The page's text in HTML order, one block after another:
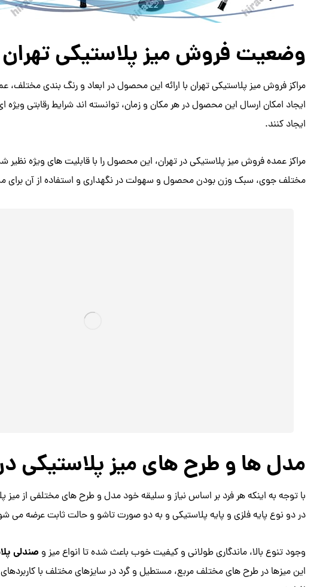
وضعیت فروش میز پلاستیکی تهران
مراکز فروش میز پلاستیکی تهران با ارائه این محصول در ابعاد و رنگ بندی
ایجاد امکان ارسال این محصول در هر مکان و زمان، توانسته اند شرایط رقابتی
ایجاد کنند.
مراکز عمده فروش میز پلاستیکی در تهران، این محصول را با قابلیت های ویژه
مختلف جوی، سبک وزن بودن محصول و سهولت در نگهداری و استفاده از آن برای
مدل ها و طرح های میز پلاستیکی
با توجه به اینکه هر فرد بر اساس نیاز و سلیقه خود مدل و طرح های مختلفی از
در دو نوع پایه فلزی و پایه پلاستیکی و به دو صورت تاشو و حالت ثابت عرضه می
وجود تنوع بالا، ماندگاری طولانی و کیفیت خوب باعث شده تا انواع میز و صندلی
این میزها در طرح های مختلف مربع، مستطیل و گرد در سایزهای مختلف با